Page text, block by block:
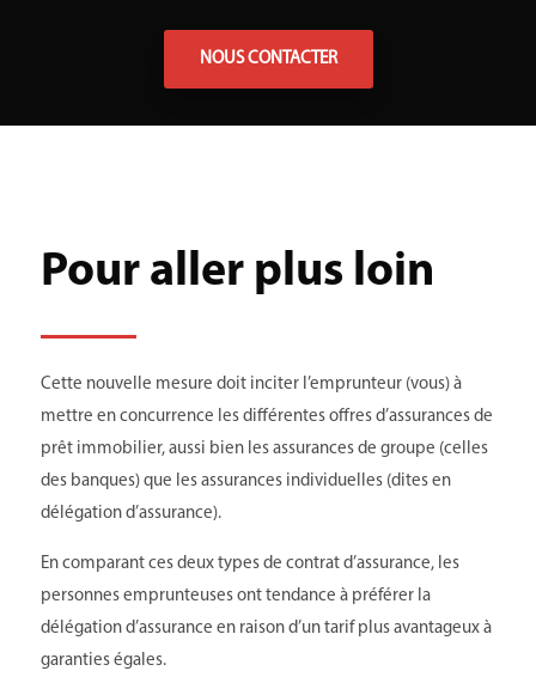
NOUS CONTACTER
Pour aller plus loin
Cette nouvelle mesure doit inciter l’emprunteur (vous) à
mettre en concurrence les différentes offres d’assurances de
prêt immobilier, aussi bien les assurances de groupe (celles
des banques) que les assurances individuelles (dites en
délégation d’assurance).
En comparant ces deux types de contrat d’assurance, les
personnes emprunteuses ont tendance à préférer la
délégation d’assurance en raison d’un tarif plus avantageux à
garanties égales.